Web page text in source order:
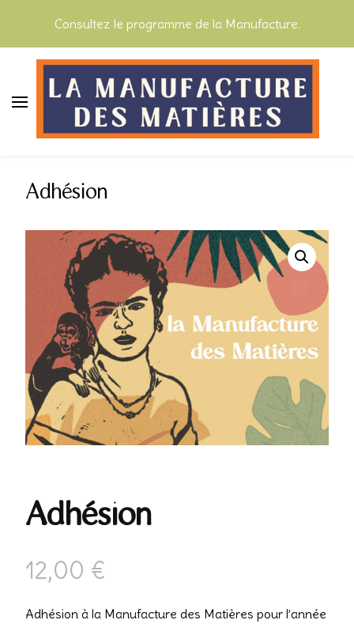
Consultez le programme de la Manufacture.
Adhésion
Adhésion
12,00 €
Adhésion à la Manufacture des Matières pour l’année